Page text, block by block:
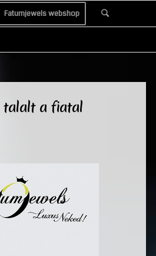
Fatumjewels webshop
talalt a fiatal